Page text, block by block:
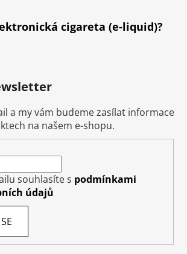
cigareta (e-liquid)?
a my vám budeme zasílat informace
na našem e-shopu.
souhlasíte s podmínkami
údajů